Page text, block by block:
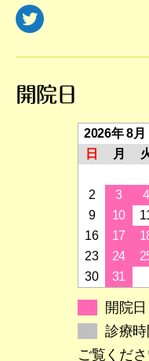
Twitter
開院日
2026年 8月
日
月
2
3 4
9
10
16
17
23
24
30
31
開院日
診療
ご覧くださ